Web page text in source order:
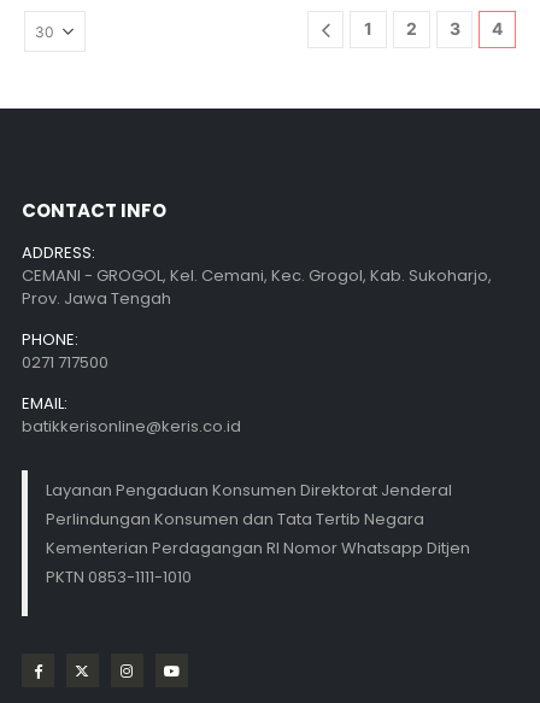
1 2 3 4
CONTACT INFO
ADDRESS:
CEMANI - GROGOL, Kel. Cemani, Kec. Grogol, Kab. Sukoharjo,
Prov. Jawa Tengah
PHONE:
0271 717500
EMAIL:
batikkerisonline@keris.co.id
Layanan Pengaduan Konsumen Direktorat Jenderal
Perlindungan Konsumen dan Tata Tertib Negara
Kementerian Perdagangan RI Nomor Whatsapp Ditjen
PKTN 0853-1111-1010